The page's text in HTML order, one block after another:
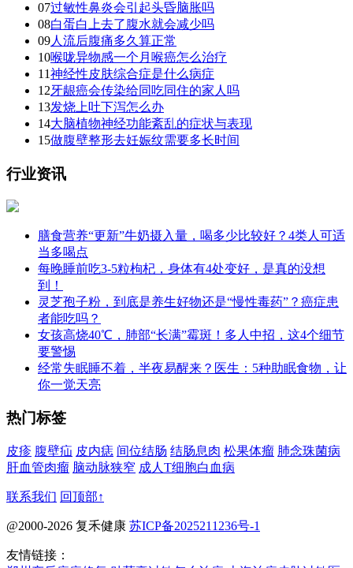
07过敏性鼻炎会引起头昏脑胀吗
08白蛋白上去了腹水就会减少吗
09人流后腹痛多久算正常
10喉咙异物感一个月喉癌怎么治疗
11神经性皮肤综合症是什么病症
12牙龈癌会传染给同吃同住的家人吗
13发烧上吐下泻怎么办
14大脑植物神经功能紊乱的症状与表现
15做腹壁整形去妊娠纹需要多长时间
行业资讯
膳食营养“更新”牛奶摄入量，喝多少比较好？4类人可适
当多喝点
每晚睡前吃3-5粒枸杞，身体有4处变好，是真的没想
到！
灵芝孢子粉，到底是养生好物还是“慢性毒药”？癌症患
者能吃吗？
女孩高烧40℃，肺部“长满”霉斑！多人中招，这4个细节
要警惕
经常失眠睡不着，半夜易醒来？医生：5种助眠食物，让
你一觉天亮
热门标签
皮疹 腹壁疝 皮内痣 间位结肠 结肠息肉 松果体瘤 肺念珠菌病
肝血管肉瘤 脑动脉狭窄 成人T细胞白血病
联系我们 回顶部↑
@2000-2026 复禾健康 苏ICP备2025211236号-1
友情链接：